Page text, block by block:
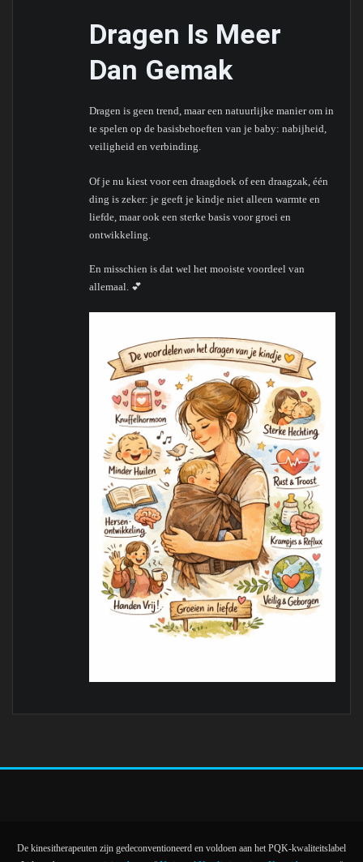
Dragen Is Meer
Dan Gemak
Dragen is geen trend, maar een natuurlijke manier om in
te spelen op de basisbehoeften van je baby: nabijheid,
veiligheid en verbinding.
Of je nu kiest voor een draagdoek of een draagzak, één
ding is zeker: je geeft je kindje niet alleen warmte en
liefde, maar ook een sterke basis voor groei en
ontwikkeling.
En misschien is dat wel het mooiste voordeel van
allemaal. 💕
De kinesitherapeuten zijn gedeconventioneerd en voldoen aan het PQK-kwaliteitslabel